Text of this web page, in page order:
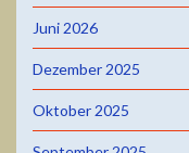
Juni 2026
Dezember 2025
Oktober 2025